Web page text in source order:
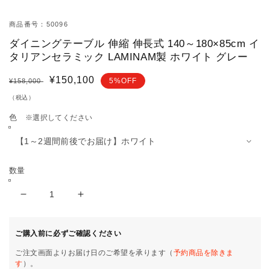
ィ
(1)
を
開
商品番号：50096
ダイニングテーブル 伸縮 伸長式 140～180×85cm イ
タリアンセラミック LAMINAM製 ホワイト グレー
通
常
格
¥158,000
セ
価
格
¥150,100 5%OFF
（税込）
色 ※選択してください
数量
ニ
グ
ダ
ニ
グ
ご購入前に必ずご確認ください
ご注文画面よりお届け日のご希望を承ります（ 予約商品を除きま
す ）。